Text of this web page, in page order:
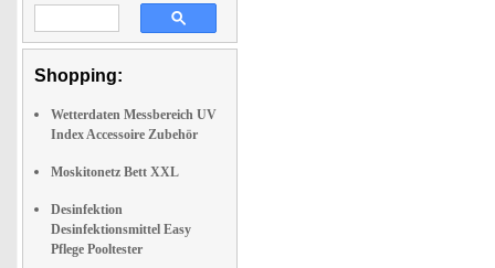
Shopping:
Wetterdaten Messbereich UV
Index Accessoire Zubehör
Moskitonetz Bett XXL
Desinfektion
Desinfektionsmittel Easy
Pflege Pooltester